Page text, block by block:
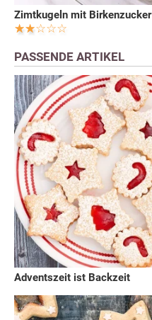
Zimtkugeln mit Birkenzucker
PASSENDE ARTIKEL
Adventszeit ist Backzeit